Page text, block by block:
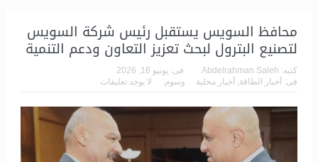
محافظ السويس يستقبل رئيس شركة السويس
لتصنيع البترول لبحث تعزيز التعاون ودعم التنمية
كتبه: Abdelrahman Saleh فى: يونيو 16, 2026
فى: أخبار الطاقة, أخبار محلية وسوم: لا يوجد تعليقات